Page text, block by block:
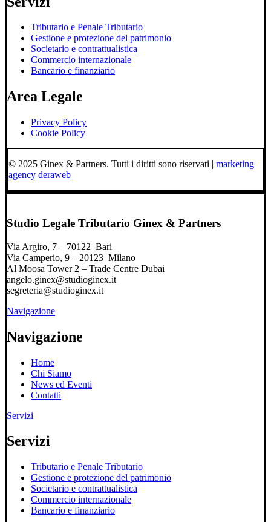
Tributario e Penale Tributario
Gestione e protezione del patrimonio
Societario e contrattualistica
Commercio internazionale
Bancario e finanziario
Area Legale
Privacy Policy
Cookie Policy
© 2025 Ginex & Partners. Tutti i diritti sono riservati | marketing
agency deraweb
Studio Legale Tributario Ginex & Partners
Via Argiro, 7 – 70122 Bari
Via Camperio, 9 – 20123 Milano
Al Moosa Tower 2 – Trade Centre Dubai
angelo.ginex@studioginex.it
segreteria@studioginex.it
Navigazione
Navigazione
Home
Chi Siamo
News ed Eventi
Contatti
Servizi
Servizi
Tributario e Penale Tributario
Gestione e protezione del patrimonio
Societario e contrattualistica
Commercio internazionale
Bancario e finanziario